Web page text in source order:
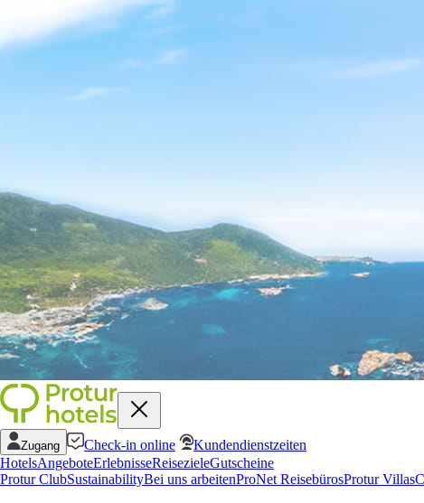
Zugang Check-in online
Kundendienstzeiten
HotelsAngeboteErlebnisseReisezieleGutscheine
Protur ClubSustainabilityBei uns arbeitenProNet ReisebürosProtur Villas